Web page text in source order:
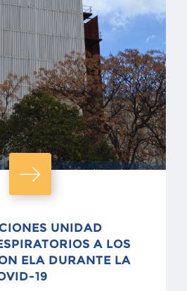
UNIDAD
A LOS
ELA DURANTE LA
19